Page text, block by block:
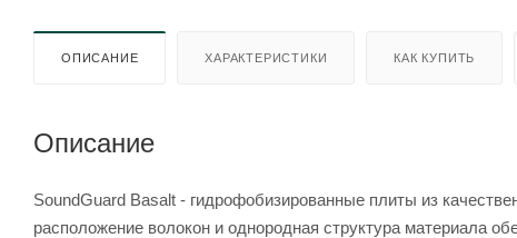
ОПИСАНИЕ ХАРАКТЕРИСТИКИ КАК КУПИТЬ
Описание
SoundGuard Basalt - гидрофобизированные плиты из
расположение волокон и однородная структура материала